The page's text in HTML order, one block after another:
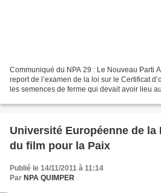
Communiqué du NPA 29 : Le Nouveau Parti
report de l’examen de la loi sur le Certificat
les semences de ferme qui devait avoir lieu
Université Européenne de la
du film pour la Paix
Publié le 14/11/2011 à 11:14
Par NPA QUIMPER